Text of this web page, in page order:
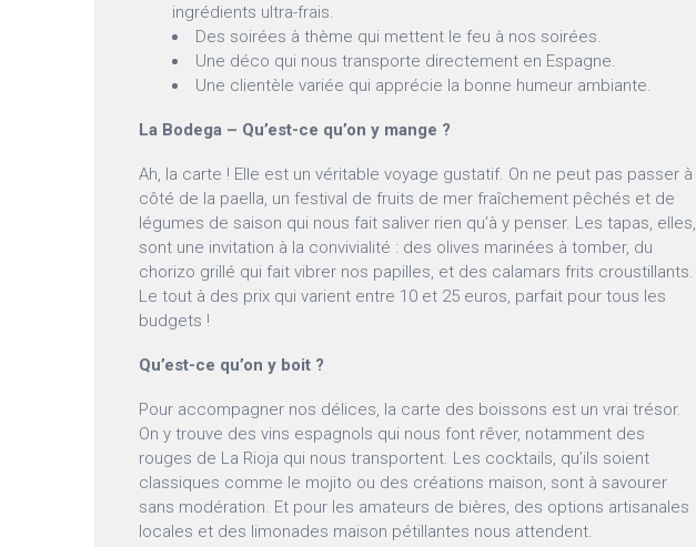
ingrédients ultra-frais.
Des soirées à thème qui mettent le feu à nos soirées.
Une déco qui nous transporte directement en Espagne.
Une clientèle variée qui apprécie la bonne humeur ambiante.
La Bodega – Qu’est-ce qu’on y mange ?
Ah, la carte ! Elle est un véritable voyage gustatif. On ne peut pas passer à
côté de la paella, un festival de fruits de mer fraîchement pêchés et de
légumes de saison qui nous fait saliver rien qu’à y penser. Les tapas, elles,
sont une invitation à la convivialité : des olives marinées à tomber, du
chorizo grillé qui fait vibrer nos papilles, et des calamars frits croustillants.
Le tout à des prix qui varient entre 10 et 25 euros, parfait pour tous les
budgets !
Qu’est-ce qu’on y boit ?
Pour accompagner nos délices, la carte des boissons est un vrai trésor.
On y trouve des vins espagnols qui nous font rêver, notamment des
rouges de La Rioja qui nous transportent. Les cocktails, qu’ils soient
classiques comme le mojito ou des créations maison, sont à savourer
sans modération. Et pour les amateurs de bières, des options artisanales
locales et des limonades maison pétillantes nous attendent.